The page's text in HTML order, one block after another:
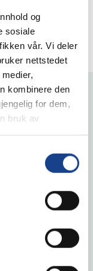
og
sosiale
vår. Vi deler
nettstedet
kombinere den
for dem,
bruk av